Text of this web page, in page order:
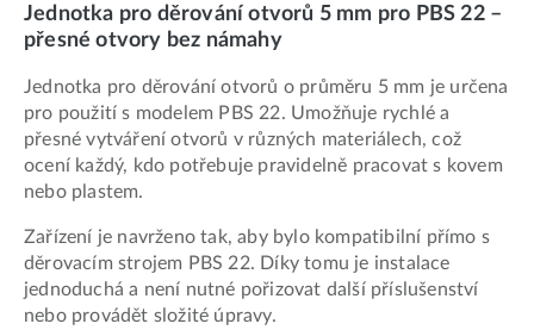
Jednotka pro děrování otvorů 5 mm pro PBS 22 –
přesné otvory bez námahy
Jednotka pro děrování otvorů o průměru 5 mm je určena
pro použití s modelem PBS 22. Umožňuje rychlé a
přesné vytváření otvorů v různých materiálech, což
ocení každý, kdo potřebuje pravidelně pracovat s kovem
nebo plastem.
Zařízení je navrženo tak, aby bylo kompatibilní přímo s
děrovacím strojem PBS 22. Díky tomu je instalace
jednoduchá a není nutné pořizovat další příslušenství
nebo provádět složité úpravy.